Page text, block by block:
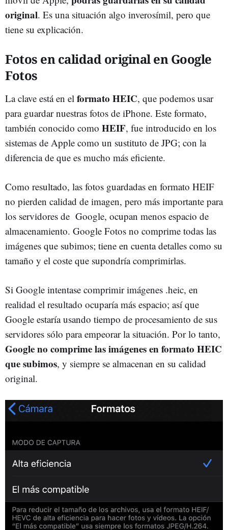
original. Es una situación algo inverosímil, pero que
tiene su explicación.
Fotos en calidad original en Google
Fotos
La clave está en el formato HEIC, que podemos usar
para guardar nuestras fotos de iPhone. Este formato,
también conocido como HEIF, fue introducido en los
sistemas de Apple como un sustituto de JPG; con la
diferencia de que es mucho más eficiente.
Como resultado, las fotos guardadas en formato HEIF
no pierden calidad de imagen, pero más importante para
los servidores de Google, ocupan menos espacio de
almacenamiento. Google Fotos no comprime todas las
imágenes que subimos; tiene en cuenta detalles como su
tamaño y el coste que supondría comprimirlas.
Si Google intentase comprimir imágenes .heic, en
realidad el resultado ocuparía más espacio; así que
Google estaría usando tiempo de procesamiento de sus
servidores sólo para empeorar la situación. Por lo tanto,
Google no comprime las imágenes en formato HEIC
que subimos, y siempre se almacenan en su calidad
original.